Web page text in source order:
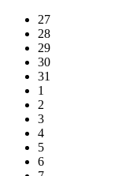
27
28
29
30
31
1
2
3
4
5
6